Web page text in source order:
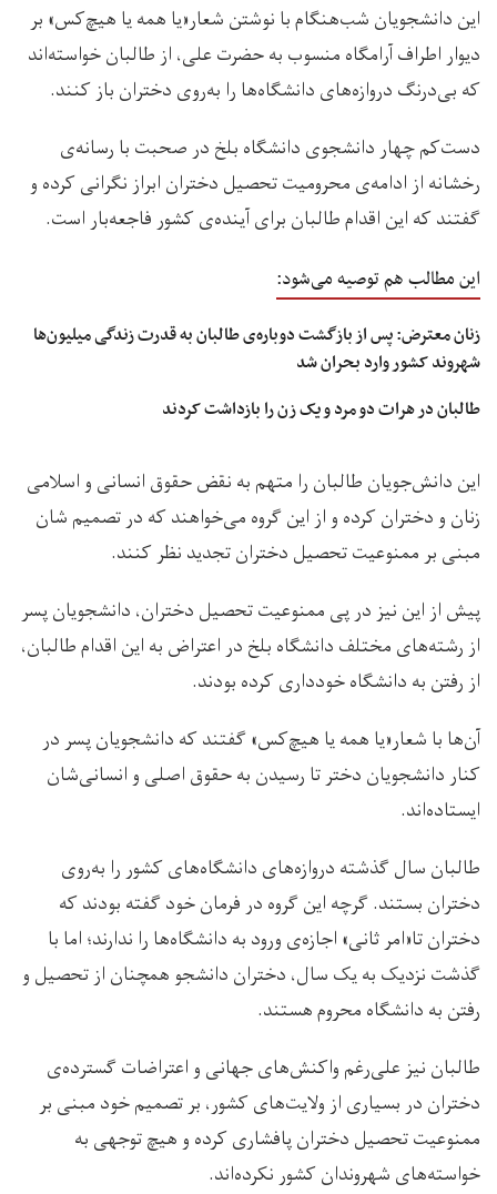
این دانشجویان شب‌هنگام با نوشتن شعار«یا همه یا هیچ‌کس» بر
دیوار اطراف آرامگاه منسوب به حضرت علی، از طالبان خواسته‌اند
که بی‌درنگ در‌وازه‌های دانشگاه‌ها را به‌روی دختران باز کنند.
دست‌کم چهار دانشجوی دانشگاه بلخ در صحبت با رسانه‌ی
رخشانه از ادامه‌ی محرومیت تحصیل دختران ابراز نگرانی کرده و
گفتند که این اقدام طالبان برای آینده‌ی کشور فاجعه‌بار است.
این مطالب هم توصیه می‌شود:
زنان معترض: پس از بازگشت دوباره‌ی طالبان به قدرت زندگی میلیون‌ها
شهروند کشور وارد بحران شد
طالبان در هرات دو مرد و یک زن را بازداشت کردند
این دانش‌جویان طالبان را متهم به نقض حقوق انسانی و اسلامی
زنان و دختران کرده و از این گروه می‌خواهند که در تصمیم شان
مبنی بر ممنوعیت تحصیل دختران تجدید نظر کنند.
پیش از این نیز در پی ممنوعیت تحصیل دختران، دانشجویان پسر
از رشته‌های مختلف دانشگاه بلخ در اعتراض به این اقدام طالبان،
از رفتن به دانشگاه خودداری کرده‌ بودند.
آن‌ها با شعار«یا همه یا هیچ‌کس» گفتند که دانشجویان پسر در
کنار دانشجویان دختر تا رسیدن به حقوق اصلی و انسانی‌شان
ایستاده‌اند.
طالبان سال گذشته دروازه‌های دانشگاه‌های کشور را به‌روی
دختران بستند. گرچه این گروه در فرمان خود گفته بودند که
دختران تا«امر ثانی» اجازه‌ی ورود به دانشگاه‌ها را ندارند؛ اما با
گذشت نزدیک به یک سال، دختران دانشجو همچنان از تحصیل و
رفتن به دانشگاه محروم هستند.
طالبان نیز علی‌رغم واکنش‌های جهانی و اعتراضات گسترده‌ی
دختران در بسیاری از ولایت‌های کشور، بر تصمیم خود مبنی بر
ممنوعیت تحصیل دختران پافشاری کرده‌ و هیچ توجهی به
خواسته‌های شهروندان کشور نکرده‌اند.